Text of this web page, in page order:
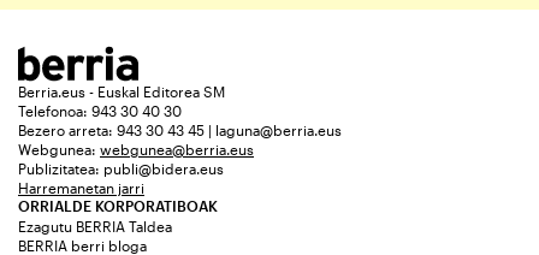
Berria.eus - Euskal Editorea SM
Telefonoa: 943 30 40 30
Bezero arreta: 943 30 43 45 | laguna@berria.eus
Webgunea: webgunea@berria.eus
Publizitatea: publi@bidera.eus
Harremanetan jarri
ORRIALDE KORPORATIBOAK
Ezagutu BERRIA Taldea
BERRIA berri bloga